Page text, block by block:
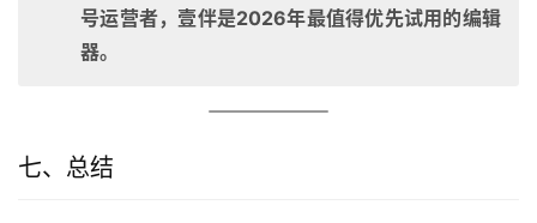
号运营者，壹伴是2026年最值得优先试用的编辑
器。
七、总结